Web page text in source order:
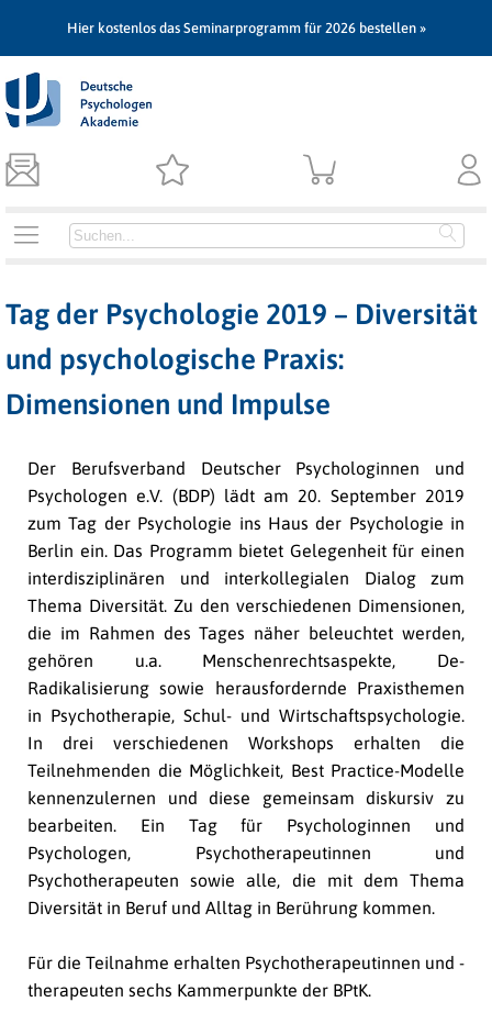
Hier kostenlos das Seminarprogramm für 2026 bestellen »
Tag der Psychologie 2019 – Diversität
und psychologische Praxis:
Dimensionen und Impulse
Der Berufsverband Deutscher Psychologinnen und
Psychologen e.V. (BDP) lädt am 20. September 2019
zum Tag der Psychologie ins Haus der Psychologie in
Berlin ein. Das Programm bietet Gelegenheit für einen
interdisziplinären und interkollegialen Dialog zum
Thema Diversität. Zu den verschiedenen Dimensionen,
die im Rahmen des Tages näher beleuchtet werden,
gehören u.a. Menschenrechtsaspekte, De-
Radikalisierung sowie herausfordernde Praxisthemen
in Psychotherapie, Schul- und Wirtschaftspsychologie.
In drei verschiedenen Workshops erhalten die
Teilnehmenden die Möglichkeit, Best Practice-Modelle
kennenzulernen und diese gemeinsam diskursiv zu
bearbeiten. Ein Tag für Psychologinnen und
Psychologen, Psychotherapeutinnen und
Psychotherapeuten sowie alle, die mit dem Thema
Diversität in Beruf und Alltag in Berührung kommen.
Für die Teilnahme erhalten Psychotherapeutinnen und -
therapeuten sechs Kammerpunkte der BPtK.